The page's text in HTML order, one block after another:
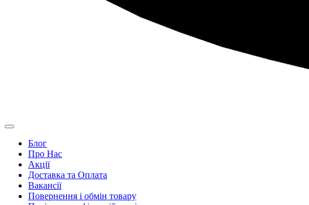
Блог
Про Нас
Акції
Доставка та Оплата
Вакансії
Повернення і обмін товару